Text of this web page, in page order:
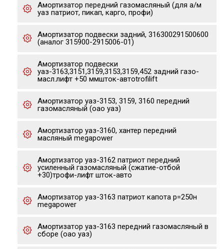
Амортизатор передний газомасляный (для а/м
уаз патриот, пикап, карго, профи)
Амортизатор подвески задний, 316300291500600
(аналог 315900-2915006-01)
Амортизатор подвески
уаз-3163,3151,3159,3153,3159,452 задний газо-
масл.лифт +50 ммшток-автоtrofilift
Амортизатор уаз-3153, 3159, 3160 передний
газомасляный (оао уаз)
Амортизатор уаз-3160, хантер передний
масляный megapower
Амортизатор уаз-3162 патриот передний
усиленный газомасляный (сжатие-отбой
+30)трофи-лифт шток-авто
Амортизатор уаз-3163 патриот капота р=250н
megapower
Амортизатор уаз-3163 передний газомасляный в
сборе (оао уаз)